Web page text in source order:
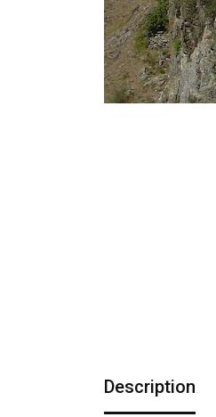
Description